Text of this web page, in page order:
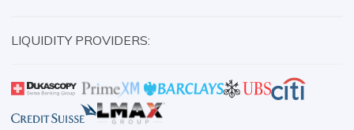
LIQUIDITY PROVIDERS: